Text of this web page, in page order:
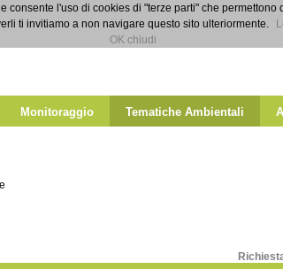
Monitoraggio Tematiche Ambientali
consente l'uso di cookies di "terze parti" che
ti invitiamo a non navigare questo sito ulteriormente.
OK chiudi